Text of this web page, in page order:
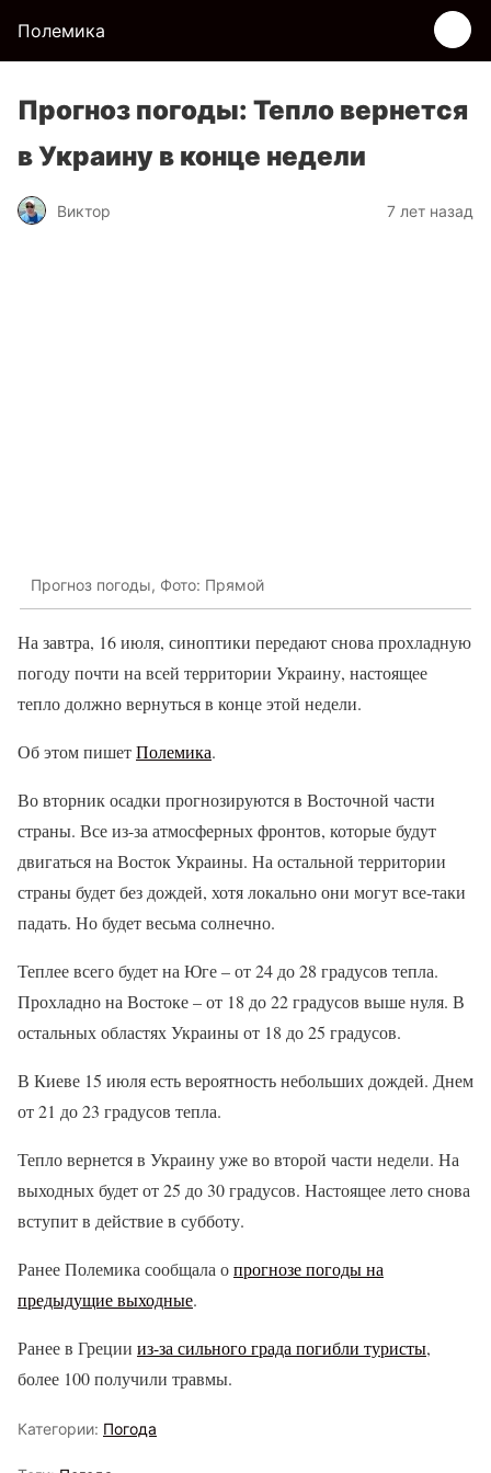
Полемика
Прогноз погоды: Тепло вернется
в Украину в конце недели
Виктор 7 лет назад
Прогноз погоды, Фото: Прямой
На завтра, 16 июля, синоптики передают снова прохладную
погоду почти на всей территории Украину, настоящее
тепло должно вернуться в конце этой недели.
Об этом пишетПолемика.
Во вторник осадки прогнозируются в Восточной части
страны. Все из-за атмосферных фронтов, которые будут
двигаться на Восток Украины. На остальной территории
страны будет без дождей, хотя локально они могут все-таки
падать. Но будет весьма солнечно.
Теплее всего будет на Юге – от 24 до 28 градусов тепла.
Прохладно на Востоке – от 18 до 22 градусов выше нуля. В
остальных областях Украины от 18 до 25 градусов.
В Киеве 15 июля есть вероятность небольших дождей. Днем
от 21 до 23 градусов тепла.
Тепло вернется в Украину уже во второй части недели. На
выходных будет от 25 до 30 градусов. Настоящее лето снова
вступит в действие в субботу.
Ранее Полемика сообщала опрогнозе погоды на
предыдущие выходные.
Ранее в Греции из-за сильного града погибли туристы,
более 100 получили травмы.
Категории: Погода